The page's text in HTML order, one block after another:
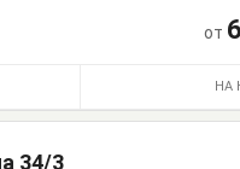
от
НА
34/3